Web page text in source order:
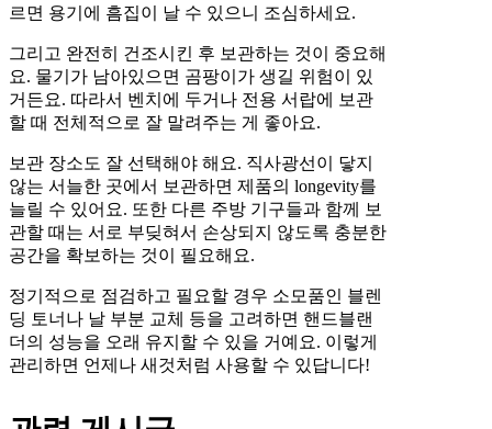
르면 용기에 흠집이 날 수 있으니 조심하세요.
그리고 완전히 건조시킨 후 보관하는 것이 중요해
요. 물기가 남아있으면 곰팡이가 생길 위험이 있
거든요. 따라서 벤치에 두거나 전용 서랍에 보관
할 때 전체적으로 잘 말려주는 게 좋아요.
보관 장소도 잘 선택해야 해요. 직사광선이 닿지
않는 서늘한 곳에서 보관하면 제품의 longevity를
늘릴 수 있어요. 또한 다른 주방 기구들과 함께 보
관할 때는 서로 부딪혀서 손상되지 않도록 충분한
공간을 확보하는 것이 필요해요.
정기적으로 점검하고 필요할 경우 소모품인 블렌
딩 토너나 날 부분 교체 등을 고려하면 핸드블랜
더의 성능을 오래 유지할 수 있을 거예요. 이렇게
관리하면 언제나 새것처럼 사용할 수 있답니다!